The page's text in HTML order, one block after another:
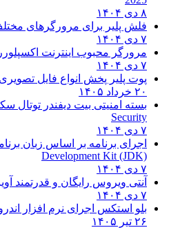
۸ دی ۱۴۰۴
فلش پلیر برای مرورگرهای
۷ دی ۱۴۰۴
مرورگر محبوب اینترنت
۷ دی ۱۴۰۴
پوت پلیر پخش انواع فایل
۲۰ خرداد ۱۴۰۵
بسته امنیتی بیت دیفندر توتال
Security
۷ دی ۱۴۰۴
اجرای برنامه بر اساس زبان
Development Kit (JDK)
۷ دی ۱۴۰۴
آنتی ویروس رایگان و قدرتمند
۷ دی ۱۴۰۴
بلو استکس اجرای نرم افزار
۲۶ تیر ۱۴۰۵